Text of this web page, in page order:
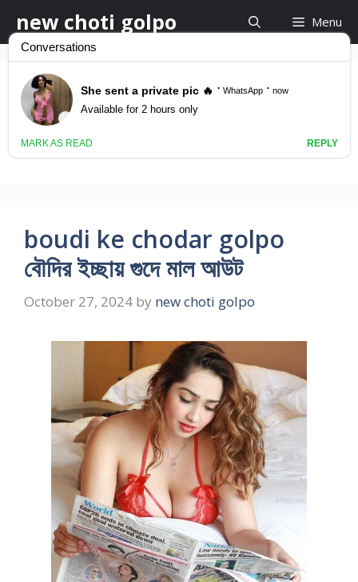
to
content
new choti golpo Menu
Bangla Romantic
Choti
boudi ke chodar golpo
বৌদির ইচ্ছায় গুদে মাল আউট
October 27, 2024 by new choti golpo